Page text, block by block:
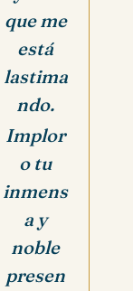
que me
está
lastima
ndo.
Implor
o tu
inmens
a y
noble
presen